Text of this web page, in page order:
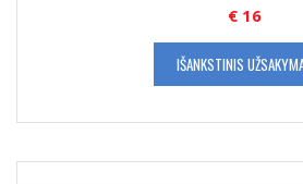
€16
IŠANKSTINIS